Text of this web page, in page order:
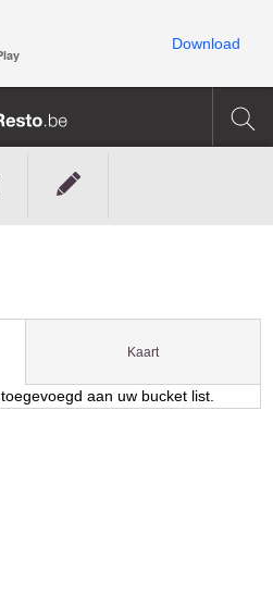
Kaart
aan uw bucket list.
Download